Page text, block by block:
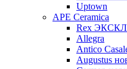
Uptown
APE Ceramica
Rex
Allegra
Antico
Augustus